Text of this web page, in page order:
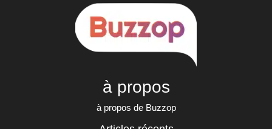
à propos
à propos de Buzzop